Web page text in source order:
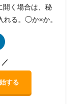
開く場合は、秘
れる。◯か×か。
する